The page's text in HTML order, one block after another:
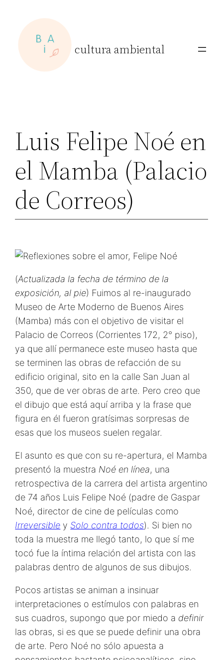
content
cultura ambiental
Luis Felipe Noé en
el Mamba (Palacio
de Correos)
(Actualizada la fecha de término de la
exposición, al pie) Fuimos al re-inaugurado
Museo de Arte Moderno de Buenos Aires
(Mamba) más con el objetivo de visitar el
Palacio de Correos (Corrientes 172, 2° piso),
ya que allí permanece este museo hasta que
se terminen las obras de refacción de su
edificio original, sito en la calle San Juan al
350, que de ver obras de arte. Pero creo que
el dibujo que está aquí arriba y la frase que
figura en él fueron gratísimas sorpresas de
esas que los museos suelen regalar.
El asunto es que con su re-apertura, el Mamba
presentó la muestra Noé en línea, una
retrospectiva de la carrera del artista argentino
de 74 años Luis Felipe Noé (padre de Gaspar
Noé, director de cine de películas como
Irreversible y Solo contra todos). Si bien no
toda la muestra me llegó tanto, lo que sí me
tocó fue la íntima relación del artista con las
palabras dentro de algunos de sus dibujos.
Pocos artistas se animan a insinuar
interpretaciones o estímulos con palabras en
sus cuadros, supongo que por miedo a definir
las obras, si es que se puede definir una obra
de arte. Pero Noé no sólo apuesta a